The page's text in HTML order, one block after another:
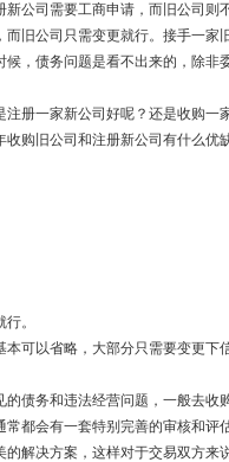
公司需要工商申请，而旧公司则
旧公司只需变更就行。接手一家
，债务问题是看不出来的，除非
一家新公司好呢？还是收购一
购旧公司和注册新公司有什么优
。
以省略，大部分只需要变更下
务和违法经营问题，一般去收
都会有一套特别完善的审核和评
解决方案，这样对于交易双方来